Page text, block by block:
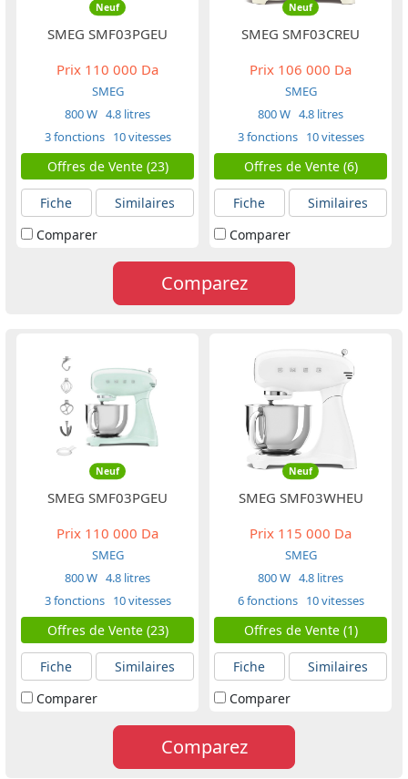
Neuf
SMEG SMF03PGEU
Prix 110 000 Da
SMEG
800 W 4.8 litres
3 fonctions 10 vitesses
Offres de Vente (23)
Fiche
Similaires
Comparer
Neuf
SMEG SMF03CREU
Prix 106 000 Da
SMEG
800 W 4.8 litres
3 fonctions 10 vitesses
Offres de Vente (6)
Fiche
Similaires
Comparer
Comparez
Neuf
SMEG SMF03PGEU
Prix 110 000 Da
SMEG
800 W 4.8 litres
3 fonctions 10 vitesses
Offres de Vente (23)
Fiche
Similaires
Comparer
Neuf
SMEG SMF03WHEU
Prix 115 000 Da
SMEG
800 W 4.8 litres
6 fonctions 10 vitesses
Offres de Vente (1)
Fiche
Similaires
Comparer
Comparez